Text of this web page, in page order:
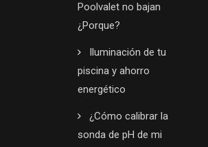
Poolvalet no bajan
¿Porque?
Iluminación de tu
piscina y ahorro
energético
¿Cómo calibrar la
sonda de pH de mi